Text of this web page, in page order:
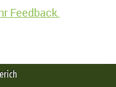
Feedback.